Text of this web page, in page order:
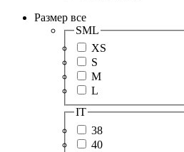
Размер все
SML
XS
S
M
L
IT
38
40